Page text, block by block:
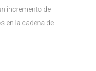
incremento de
en la cadena de